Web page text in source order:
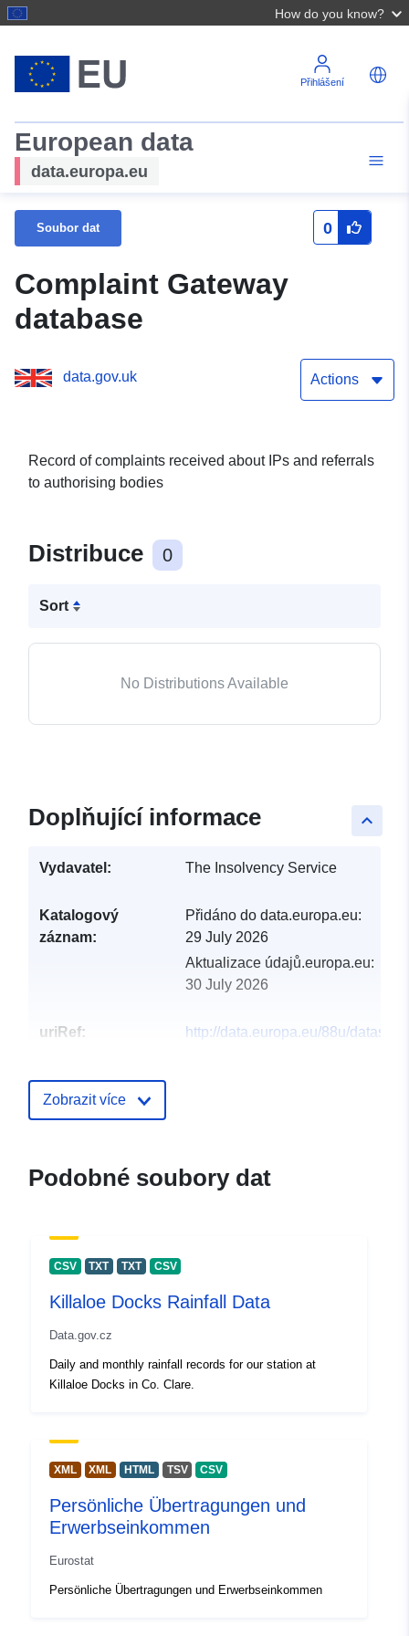
How do you know?
Přihlášení
European data
data.europa.eu
Soubor dat 0
Complaint Gateway
database
data.gov.uk Actions
Record of complaints received about IPs and referrals
to authorising bodies
Distribuce 0
Sort
No Distributions Available
keyboard_arrow_up
Doplňující informace
Vydavatel: The Insolvency Service
Katalogový
záznam:
Přidáno do data.europa.eu:
29 July 2026
Aktualizace údajů.europa.eu:
30 July 2026
uriRef:
http://data.europa.eu/88u/dataset/
Zobrazit více
Podobné soubory dat
CSV TXT TXT CSV
Killaloe Docks Rainfall Data
Data.gov.cz
Daily and monthly rainfall records for our station at
Killaloe Docks in Co. Clare.
XML XML HTML TSV CSV
Persönliche Übertragungen und
Erwerbseinkommen
Eurostat
Persönliche Übertragungen und Erwerbseinkommen